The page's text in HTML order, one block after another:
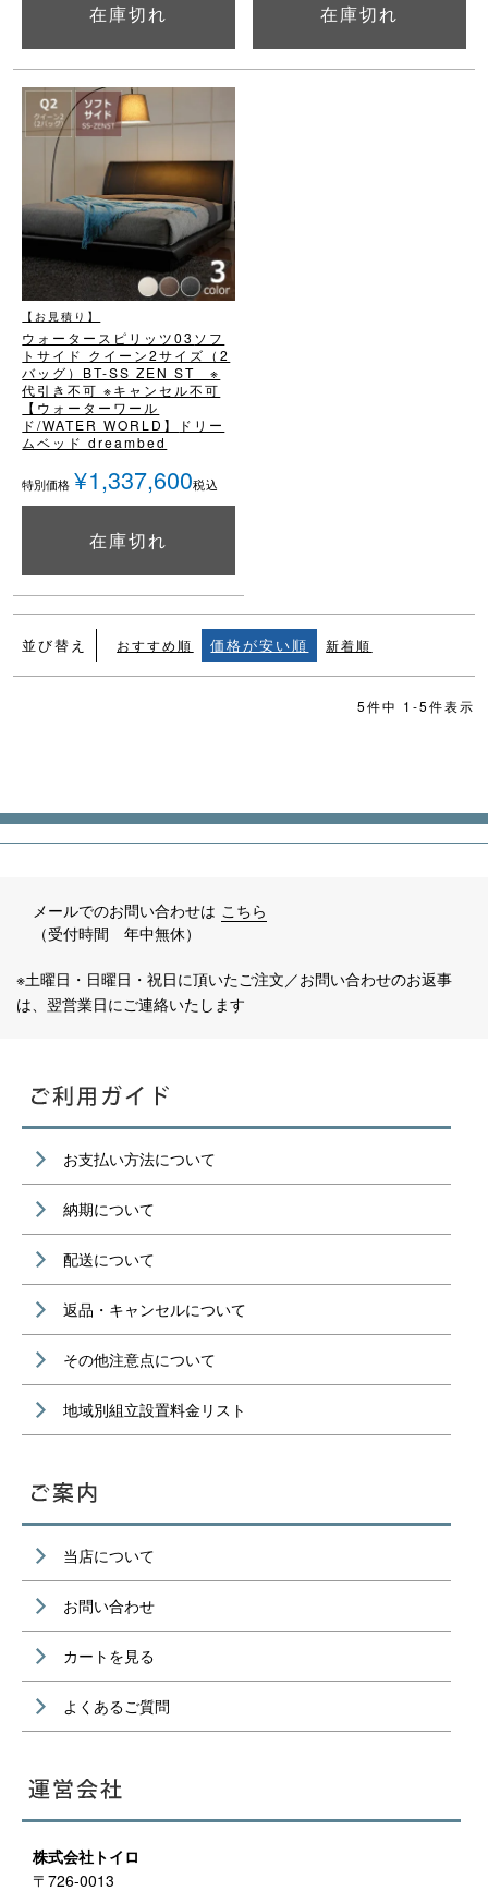
在庫切れ
詳細を見る 在庫切れ
詳細を見る
【お見積り】
ウォータースピリッツ03 ソフ
トサイド クイーン2サイズ（2
バッグ） BT-SS ZEN ST ※
代引き不可 ※キャンセル不可
【ウォーターワール
ド/WATER WORLD】
ドリー
ムベッド dreambed
特別価格 ¥1,337,600税込
在庫切れ
詳細を見る
並び替え おすすめ順 価格が安い順 新着順
5件中 1 -5件表示
メールでのお問い合わせは こちら
（受付時間 年中無休）
※土曜日・日曜日・祝日に頂いたご注文／お問い合わせのお返事
は、翌営業日にご連絡いたします
お支払い方法について
納期について
配送について
返品・キャンセルについて
その他注意点について
地域別組立設置料金リスト
当店について
お問い合わせ
カートを見る
よくあるご質問
株式会社トイロ
〒726-0013